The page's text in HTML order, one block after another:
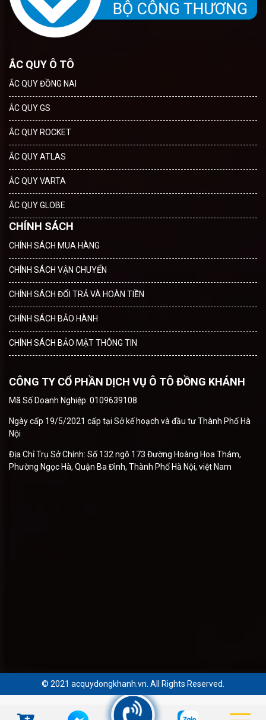
ẮC QUY Ô TÔ
ẮC QUY ĐỒNG NAI
ẮC QUY GS
ẮC QUY ROCKET
ẮC QUY ATLAS
ẮC QUY VARTA
ẮC QUY GLOBE
CHÍNH SÁCH
CHÍNH SÁCH MUA HÀNG
CHÍNH SÁCH VẬN CHUYỂN
CHÍNH SÁCH ĐỔI TRẢ VÀ HOÀN TIỀN
CHÍNH SÁCH BẢO HÀNH
CHÍNH SÁCH BẢO MẬT THÔNG TIN
CÔNG TY CỔ PHẦN DỊCH VỤ Ô TÔ ĐỒNG KHÁNH
Mã Số Doanh Nghiệp: 0109639108
Ngày cấp 19/5/2021 cấp tại Sở kế hoạch và đầu tư Thành Phố Hà
Nội
Địa Chỉ Trụ Sở Chính: Số 132 ngõ 173 Đường Hoàng Hoa Thám,
Phường Ngọc Hà, Quận Ba Đình, Thành Phố Hà Nội, việt Nam
© 2021 acquydongkhanh.vn. All Rights Reserved.